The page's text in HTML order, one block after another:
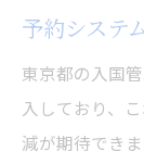
予約システ
東京都の入国
入しており、
減が期待でき